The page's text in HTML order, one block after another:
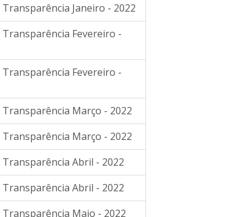
Janeiro - 2022
Fevereiro -
Fevereiro -
Março - 2022
Março - 2022
Abril - 2022
Abril - 2022
Maio - 2022